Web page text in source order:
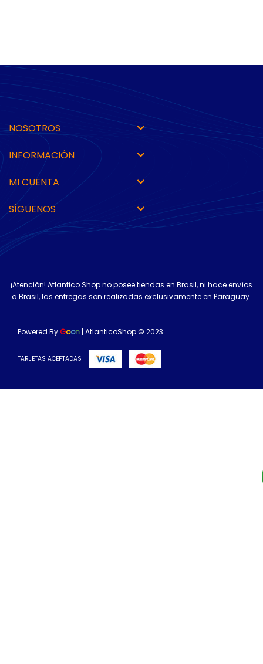
NOSOTROS
INFORMACIÓN
MI CUENTA
SÍGUENOS
¡Atención! Atlantico Shop no posee tiendas en Brasil, ni hace envíos
a Brasil, las entregas son realizadas exclusivamente en Paraguay.
Powered By Goon | AtlanticoShop © 2023
TARJETAS ACEPTADAS